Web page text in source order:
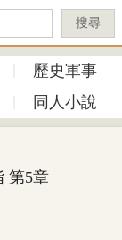
搜尋
歷史軍事
同人小說
第5章